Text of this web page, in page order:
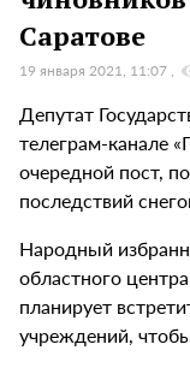
Саратове
19 января 2021, 11:07
Депутат
телеграм-канале
очередной пост,
последствий
Народный
областного
планирует
учреждений,